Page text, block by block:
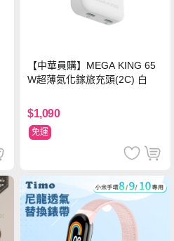
【中華員購】MEGA KING 65
W超薄氮化鎵旅充頭(2C) 白
$1,090
免運